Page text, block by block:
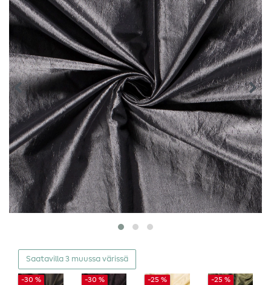
Saatavilla 3 muussa värissä
-30 % -30 % -25 % -25 %